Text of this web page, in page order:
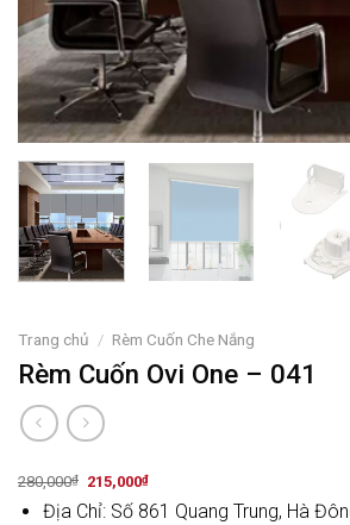
Trang chủ / Rèm Cuốn Che Nắng
Rèm Cuốn Ovi One – 041
280,000₫
Original
was:
215,000₫Current
is:
Địa Chỉ: Số 861 Quang Trung, Hà